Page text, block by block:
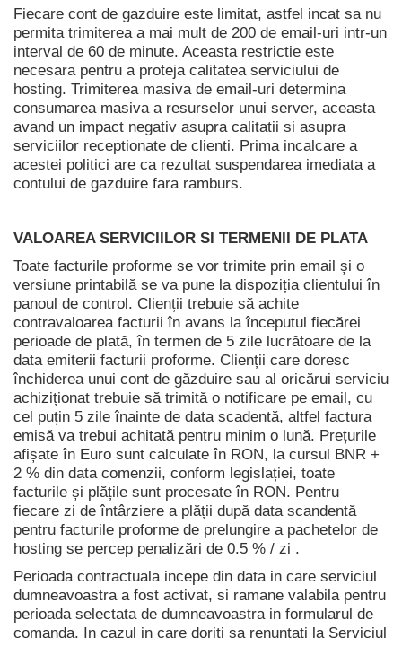
Fiecare cont de gazduire este limitat, astfel incat sa nu
permita trimiterea a mai mult de 200 de email-uri intr-un
interval de 60 de minute. Aceasta restrictie este
necesara pentru a proteja calitatea serviciului de
hosting. Trimiterea masiva de email-uri determina
consumarea masiva a resurselor unui server, aceasta
avand un impact negativ asupra calitatii si asupra
serviciilor receptionate de clienti. Prima incalcare a
acestei politici are ca rezultat suspendarea imediata a
contului de gazduire fara ramburs.
VALOAREA SERVICIILOR SI TERMENII DE PLATA
Toate facturile proforme se vor trimite prin email și o
versiune printabilă se va pune la dispoziția clientului în
panoul de control. Clienții trebuie să achite
contravaloarea facturii în avans la începutul fiecărei
perioade de plată, în termen de 5 zile lucrătoare de la
data emiterii facturii proforme. Clienții care doresc
închiderea unui cont de găzduire sau al oricărui serviciu
achiziționat trebuie să trimită o notificare pe email, cu
cel puțin 5 zile înainte de data scadentă, altfel factura
emisă va trebui achitată pentru minim o lună. Prețurile
afișate în Euro sunt calculate în RON, la cursul BNR +
2 % din data comenzii, conform legislației, toate
facturile și plățile sunt procesate în RON. Pentru
fiecare zi de întârziere a plății după data scandentă
pentru facturile proforme de prelungire a pachetelor de
hosting se percep penalizări de 0.5 % / zi .
Perioada contractuala incepe din data in care serviciul
dumneavoastra a fost activat, si ramane valabila pentru
perioada selectata de dumneavoastra in formularul de
comanda. In cazul in care doriti sa renuntati la Serviciul